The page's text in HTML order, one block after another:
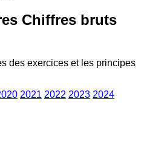
Chiffres bruts
des exercices et les principes
2021 2022 2023 2024